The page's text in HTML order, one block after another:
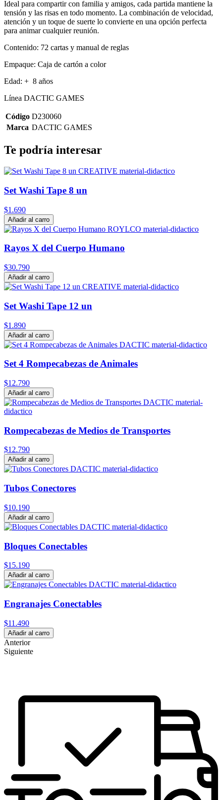
Ideal para compartir con familia y amigos, cada partida mantiene la
tensión y las risas en todo momento. La combinación de velocidad,
atención y un toque de suerte lo convierte en una opción perfecta
para animar cualquier reunión.
Contenido: 72 cartas y manual de reglas
Empaque: Caja de cartón a color
Edad: + 8 años
Línea DACTIC GAMES
Código D230060
Marca DACTIC GAMES
Te podría interesar
Set Washi Tape 8 un
$1.690
Añadir al carro
Rayos X del Cuerpo Humano
$30.790
Añadir al carro
Set Washi Tape 12 un
$1.890
Añadir al carro
Set 4 Rompecabezas de Animales
$12.790
Añadir al carro
Rompecabezas de Medios de Transportes
$12.790
Añadir al carro
Tubos Conectores
$10.190
Añadir al carro
Bloques Conectables
$15.190
Añadir al carro
Engranajes Conectables
$11.490
Añadir al carro
Anterior
Siguiente